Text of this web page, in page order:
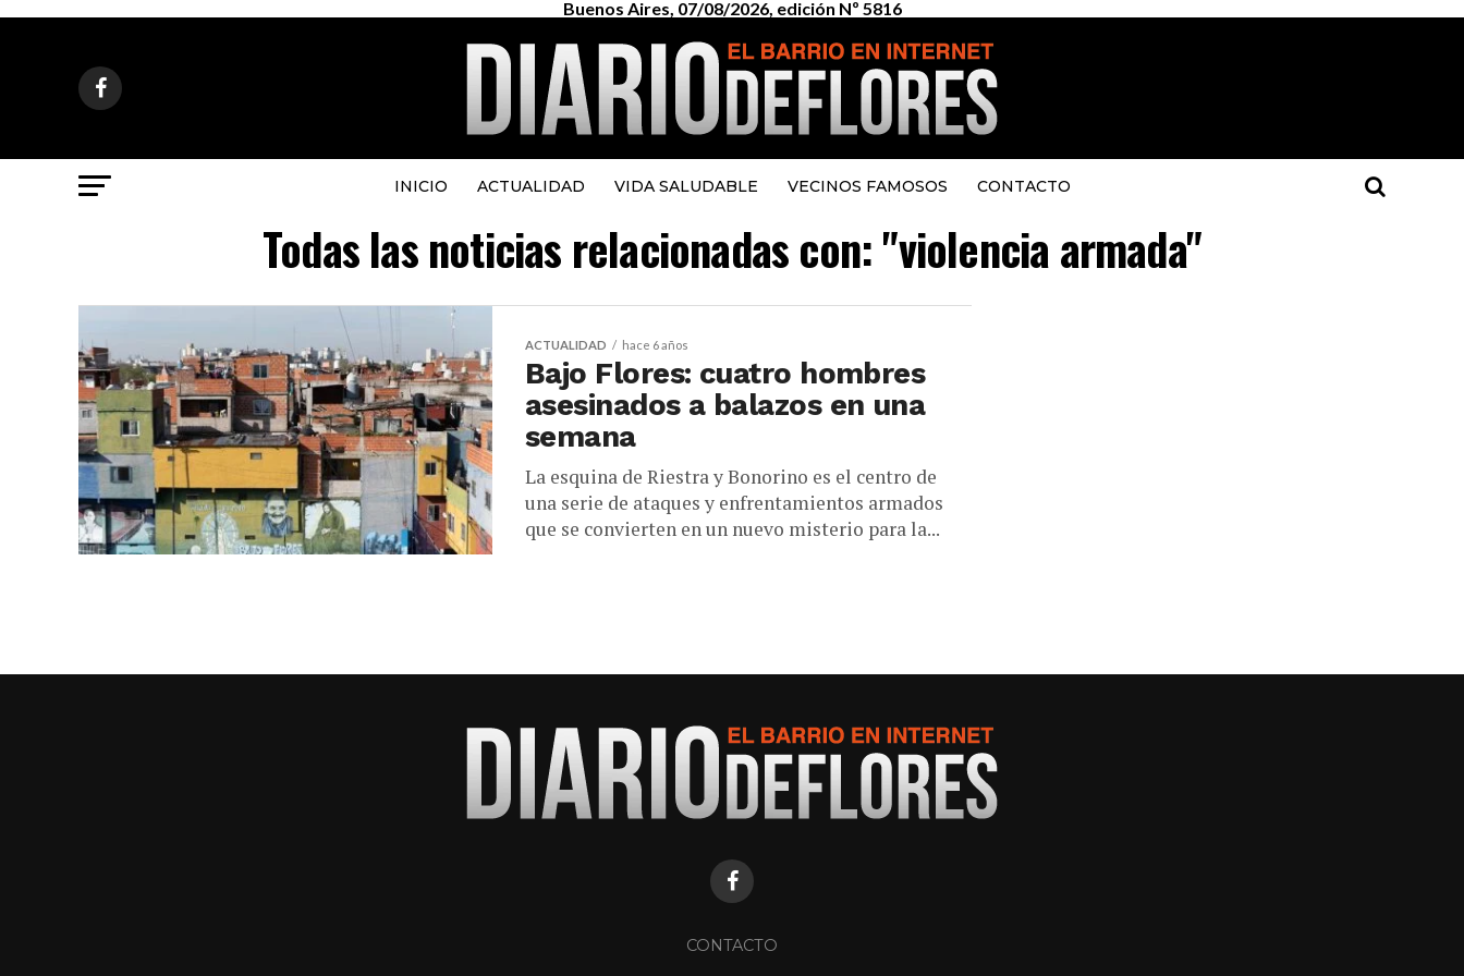
Buenos Aires, 07/08/2026, edición Nº 5816
INICIO ACTUALIDAD VIDA SALUDABLE VECINOS FAMOSOS CONTACTO
Todas las noticias relacionadas con: "violencia armada"
ACTUALIDAD hace 6 años
Bajo Flores: cuatro hombres
asesinados a balazos en una
semana
La esquina de Riestra y Bonorino es el centro de
una serie de ataques y enfrentamientos armados
que se convierten en un nuevo misterio para la...
CONTACTO